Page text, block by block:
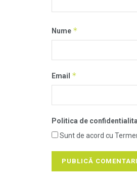
Nume *
Email *
Politica de
Sunt de acord cu